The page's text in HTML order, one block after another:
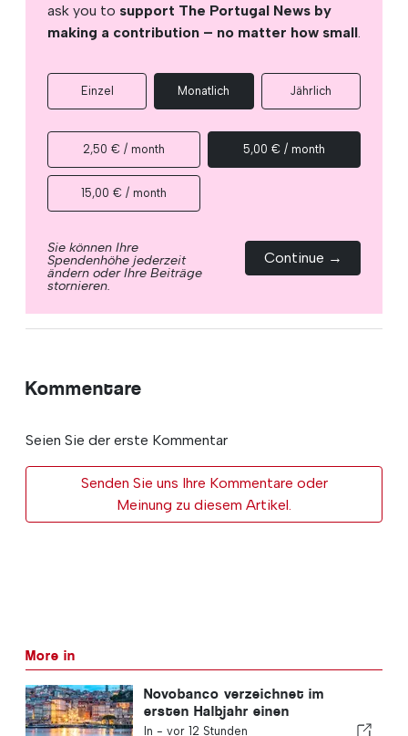
ask you to support The Portugal News by
making a contribution – no matter how small.
Einzel Monatlich Jährlich
2,50 € / month 5,00 € / month
15,00 € / month
Sie können Ihre
Spendenhöhe jederzeit
ändern oder Ihre Beiträge
stornieren.
Continue →
Kommentare
Seien Sie der erste Kommentar
Senden Sie uns Ihre Kommentare oder
Meinung zu diesem Artikel.
More in
Novobanco verzeichnet im
ersten Halbjahr einen
Gewinnrückgang von 15,6
In - vor 12 Stunden